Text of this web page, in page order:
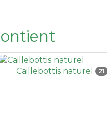
Caillebottis naturel 21